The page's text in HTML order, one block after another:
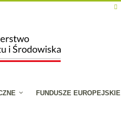
FUNDUSZE EUROPEJSKIE